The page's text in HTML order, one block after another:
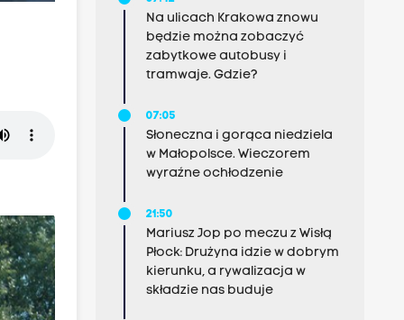
Na ulicach Krakowa znowu
będzie można zobaczyć
zabytkowe autobusy i
tramwaje. Gdzie?
07:05
Słoneczna i gorąca niedziela
w Małopolsce. Wieczorem
wyraźne ochłodzenie
21:50
Mariusz Jop po meczu z Wisłą
Płock: Drużyna idzie w dobrym
kierunku, a rywalizacja w
składzie nas buduje